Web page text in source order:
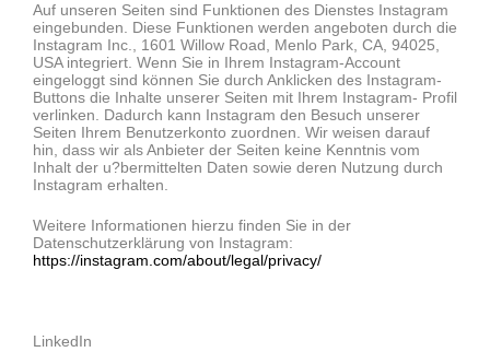
Auf unseren Seiten sind Funktionen des Dienstes Instagram
eingebunden. Diese Funktionen werden angeboten durch die
Instagram Inc., 1601 Willow Road, Menlo Park, CA, 94025,
USA integriert. Wenn Sie in Ihrem Instagram-Account
eingeloggt sind können Sie durch Anklicken des Instagram-
Buttons die Inhalte unserer Seiten mit Ihrem Instagram- Profil
verlinken. Dadurch kann Instagram den Besuch unserer
Seiten Ihrem Benutzerkonto zuordnen. Wir weisen darauf
hin, dass wir als Anbieter der Seiten keine Kenntnis vom
Inhalt der u?bermittelten Daten sowie deren Nutzung durch
Instagram erhalten.
Weitere Informationen hierzu finden Sie in der
Datenschutzerklärung von Instagram:
https://instagram.com/about/legal/privacy/
LinkedIn